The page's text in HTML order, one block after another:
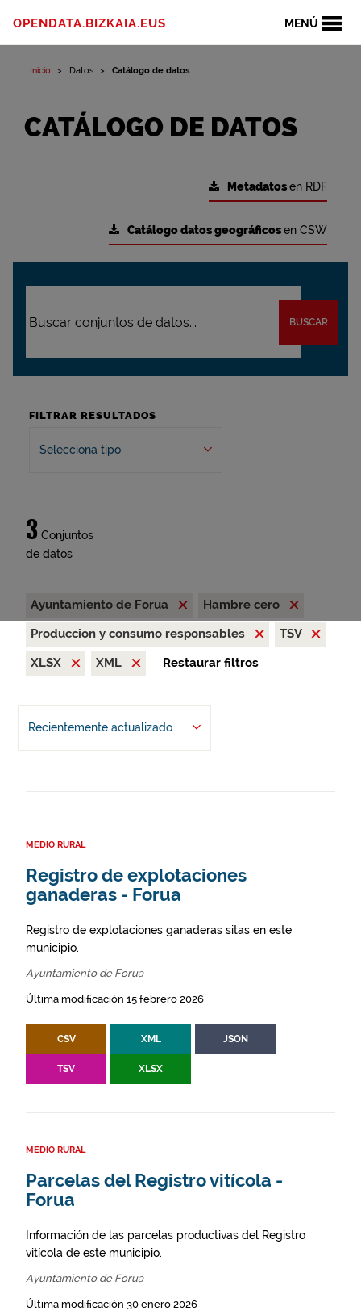
MENÚ
OPENDATA.BIZKAIA.EUS
Inicio Datos Catálogo de datos
CATÁLOGO DE DATOS
Metadatosen RDF
Catálogo datos geográficosen CSW
BUSCAR
FILTRAR RESULTADOS
Selecciona tipo
3 Conjuntos
de datos
Ayuntamiento de Forua
Hambre cero
Produccion y consumo responsables
TSV
XLSX
XML Restaurar filtros
Recientemente actualizado
MEDIO RURAL
Registro de explotaciones
ganaderas - Forua
Registro de explotaciones ganaderas sitas en este
municipio.
Ayuntamiento de Forua
Última modificación 15 febrero 2026
CSV XML JSON
TSV XLSX
MEDIO RURAL
Parcelas del Registro vitícola -
Forua
Información de las parcelas productivas del Registro
vitícola de este municipio.
Ayuntamiento de Forua
Última modificación 30 enero 2026